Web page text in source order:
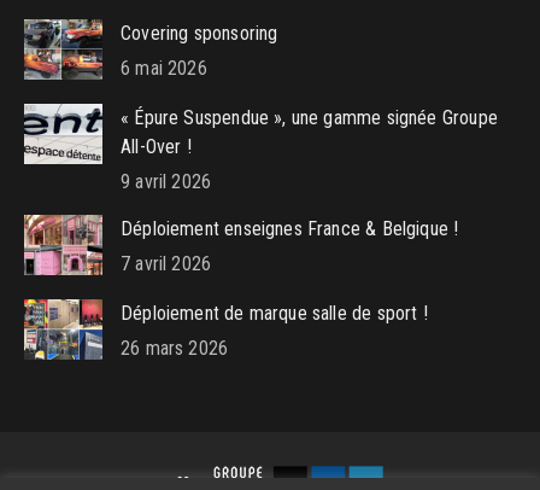
Covering sponsoring
6 mai 2026
« Épure Suspendue », une gamme signée Groupe
All-Over !
9 avril 2026
Déploiement enseignes France & Belgique !
7 avril 2026
Déploiement de marque salle de sport !
26 mars 2026